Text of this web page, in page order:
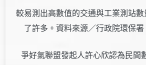
較易測出高數值的交通與工業測站
了許多。資料來源／行政院環保
爭好氣聯盟發起人許心欣認為民間